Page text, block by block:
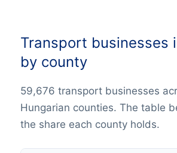
Transport businesses
by county
59,676 transport businesses
Hungarian counties. The table
the share each county holds.